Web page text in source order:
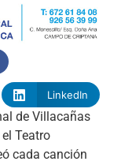
LinkedIn
de Villacañas
Teatro
cada canción